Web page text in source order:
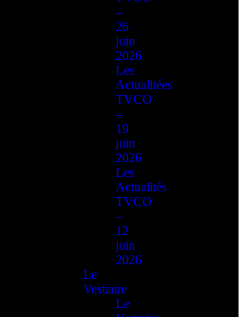
–
26
juin
2026
Les
Actualitées
TVCO
–
19
juin
2026
Les
Actualités
TVCO
–
12
juin
2026
Le
Vestiaire
Le